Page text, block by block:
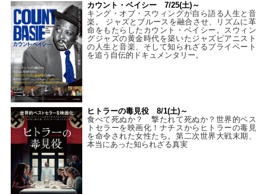
カウント・ベイシー 7/25(土)～
キング・オブ・スウィングが自ら語る人生と音
楽。 ジャズとブルースを融合させ、リズムに革
命をもたらしたカウント・ベイシー。スウィン
グジャズの黄金時代を築いたジャズピアニスト
の人生と音楽、そして知られざるプライベート
を追う自伝的ドキュメンタリー。
ヒトラーの毒見役 8/1(土)～
食べて死ぬか？ 撃たれて死ぬか？世界的ベス
トセラーを映画化！ナチスからヒトラーの毒見
を命令された女性たち。第二次世界大戦末期、
本当にあった知られざる真実